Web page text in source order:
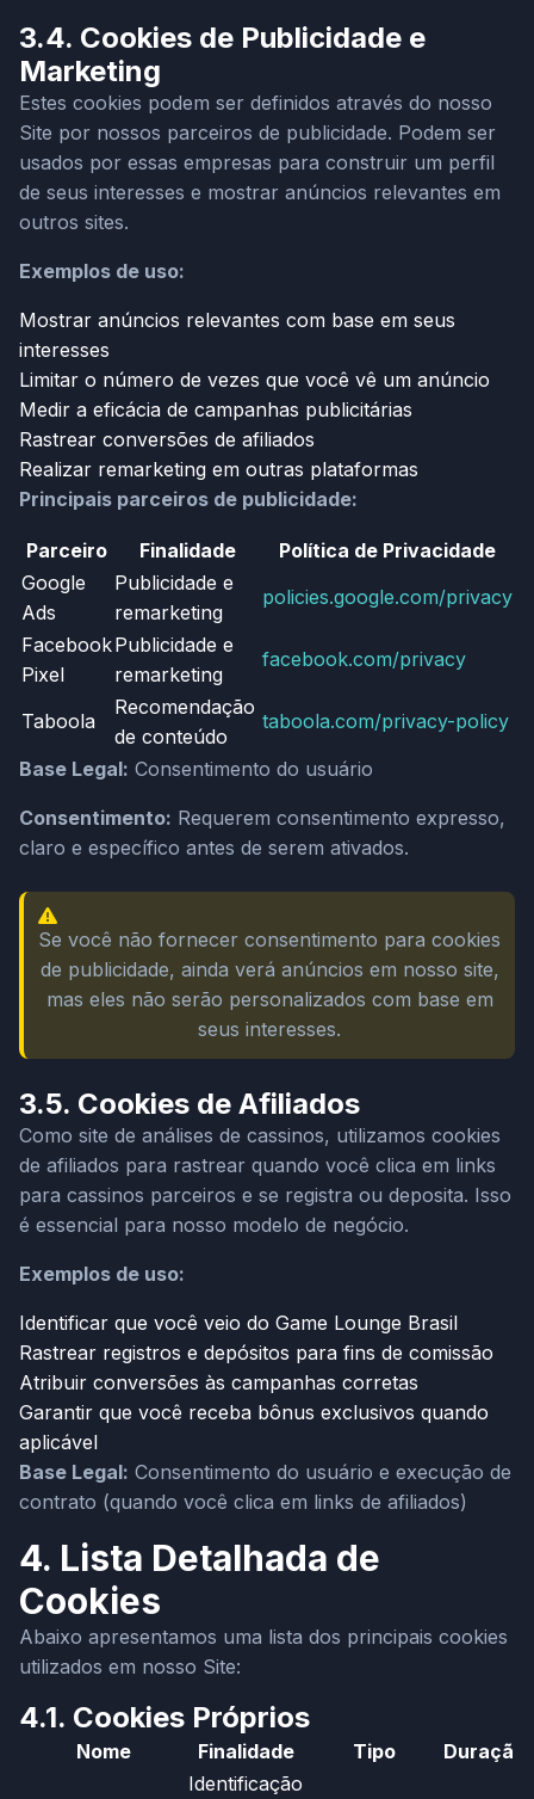
3.4. Cookies de Publicidade e
Marketing
Estes cookies podem ser definidos através do nosso
Site por nossos parceiros de publicidade. Podem ser
usados por essas empresas para construir um perfil
de seus interesses e mostrar anúncios relevantes em
outros sites.
Exemplos de uso:
Mostrar anúncios relevantes com base em seus
interesses
Limitar o número de vezes que você vê um anúncio
Medir a eficácia de campanhas publicitárias
Rastrear conversões de afiliados
Realizar remarketing em outras plataformas
Principais parceiros de publicidade:
Parceiro Finalidade
Política de Privacidade
Google
Ads
Publicidade e
remarketing
policies.google.com/privacy
Facebook
Pixel
Publicidade e
remarketing
facebook.com/privacy
Taboola
Recomendação
de conteúdo
taboola.com/privacy-policy
Base Legal: Consentimento do usuário
Consentimento: Requerem consentimento expresso,
claro e específico antes de serem ativados.
Se você não fornecer consentimento para cookies
de publicidade, ainda verá anúncios em nosso site,
mas eles não serão personalizados com base em
seus interesses.
3.5. Cookies de Afiliados
Como site de análises de cassinos, utilizamos cookies
de afiliados para rastrear quando você clica em links
para cassinos parceiros e se registra ou deposita. Isso
é essencial para nosso modelo de negócio.
Exemplos de uso:
Identificar que você veio do Game Lounge Brasil
Rastrear registros e depósitos para fins de comissão
Atribuir conversões às campanhas corretas
Garantir que você receba bônus exclusivos quando
aplicável
Base Legal: Consentimento do usuário e execução de
contrato (quando você clica em links de afiliados)
4. Lista Detalhada de
Cookies
Abaixo apresentamos uma lista dos principais cookies
utilizados em nosso Site:
4.1. Cookies Próprios
Nome Finalidade Tipo
Duração
Identificação